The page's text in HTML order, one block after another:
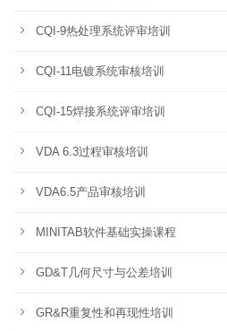
CQI-9热处理系统评审培训
CQI-11电镀系统审核培训
CQI-15焊接系统评审培训
VDA 6.3过程审核培训
VDA6.5产品审核培训
MINITAB软件基础实操课程
GD&T几何尺寸与公差培训
GR&R重复性和再现性培训